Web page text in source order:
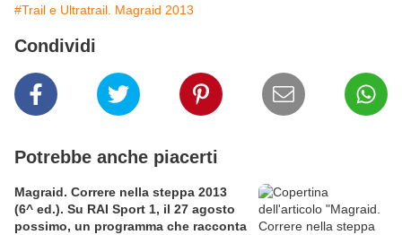
#Trail e Ultratrail. Magraid 2013
Condividi
Potrebbe anche piacerti
Magraid. Correre nella steppa 2013
(6^ ed.). Su RAI Sport 1, il 27 agosto
possimo, un programma che racconta